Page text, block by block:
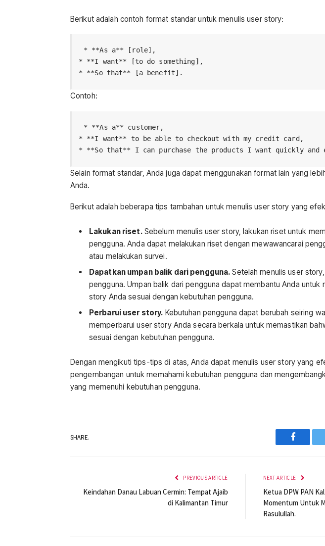
Berikut adalah contoh format standar untuk menulis user story:
* **As a** [role],
* **I want** [to do something],
Contoh:
* **As a** customer,
* **I want** to be able to checkout with my credit card,
Selain format standar, Anda juga dapat menggunakan format lain yang
Anda.
Berikut adalah beberapa tips tambahan untuk menulis user story yang
Lakukan riset.Sebelum menulis user story, lakukan riset untuk
pengguna. Anda dapat melakukan riset dengan mewawancarai
atau melakukan survei.
Dapatkan umpan balik dari pengguna. Setelah menulis user
pengguna. Umpan balik dari pengguna dapat membantu Anda untuk
story Anda sesuai dengan kebutuhan pengguna.
Perbarui user story. Kebutuhan pengguna dapat berubah seiring
memperbarui user story Anda secara berkala untuk memastikan
sesuai dengan kebutuhan pengguna.
Dengan mengikuti tips-tips di atas, Anda dapat menulis user story yang
pengembangan untuk memahami kebutuhan pengguna dan
yang memenuhi kebutuhan pengguna.
SHARE.
PREVIOUS ARTICLE
Keindahan Danau Labuan Cermin: Tempat Ajaib
di Kalimantan Timur
NEXT ARTICLE
Ketua DPW PAN
Momentum Untuk
Rasulullah.